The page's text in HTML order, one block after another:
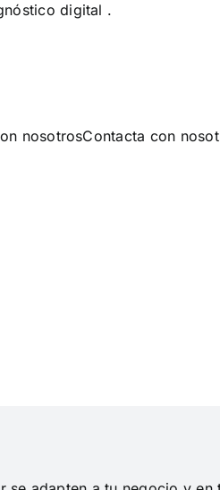
digital .
nosotrosContacta con